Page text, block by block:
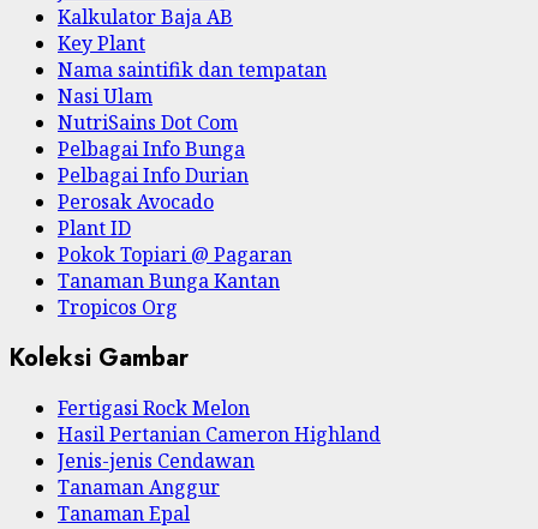
Kalkulator Baja AB
Key Plant
Nama saintifik dan tempatan
Nasi Ulam
NutriSains Dot Com
Pelbagai Info Bunga
Pelbagai Info Durian
Perosak Avocado
Plant ID
Pokok Topiari @ Pagaran
Tanaman Bunga Kantan
Tropicos Org
Koleksi Gambar
Fertigasi Rock Melon
Hasil Pertanian Cameron Highland
Jenis-jenis Cendawan
Tanaman Anggur
Tanaman Epal